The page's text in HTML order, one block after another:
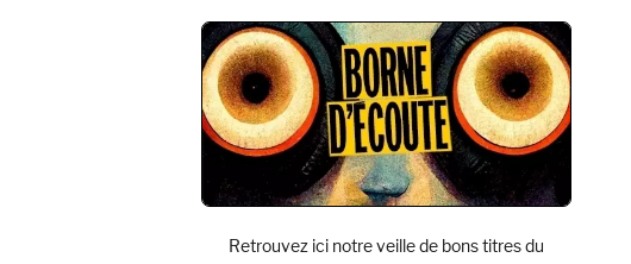
Retrouvez ici notre veille de bons titres du